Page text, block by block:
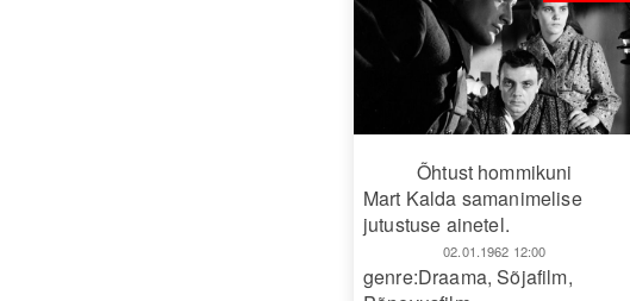
Õhtust hommikuni
Mart Kalda samanimelise
jutustuse ainetel.
02.01.1962 12:00
genre:Draama,Sõjafilm,